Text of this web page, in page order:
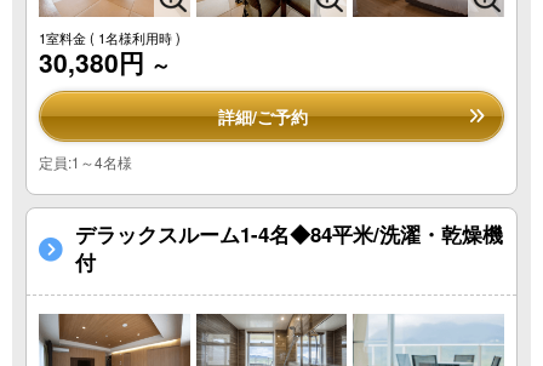
1室料金( 1名様利用時 )
30,380円 ～
詳細/ご予約
定員:1～4名様
デラックスルーム1-4名◆84平米/洗濯・乾燥機
付